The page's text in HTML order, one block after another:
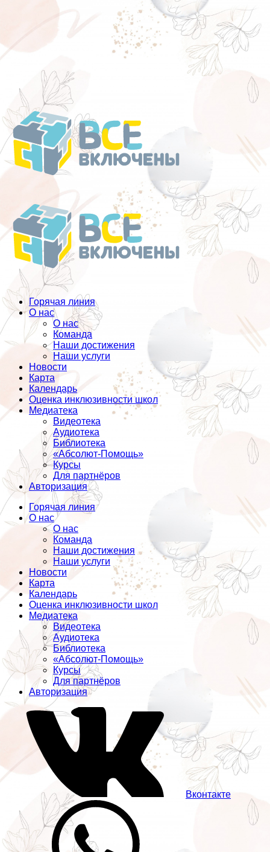
Перейти
к
содержанию
Горячая линия
О нас
О нас
Команда
Наши достижения
Наши услуги
Новости
Карта
Календарь
Оценка инклюзивности школ
Медиатека
Видеотека
Аудиотека
Библиотека
«Абсолют-Помощь»
Курсы
Для партнёров
Авторизация
Горячая линия
О нас
О нас
Команда
Наши достижения
Наши услуги
Новости
Карта
Календарь
Оценка инклюзивности школ
Медиатека
Видеотека
Аудиотека
Библиотека
«Абсолют-Помощь»
Курсы
Для партнёров
Авторизация
Вконтакте